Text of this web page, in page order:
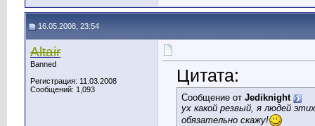
16.05.2008, 23:54
Altair
Banned
Регистрация: 11.03.2008
Сообщений: 1,093
Цитата:
Сообщение от Jediknight
ух какой резвый, я людей
обязательно скажу!